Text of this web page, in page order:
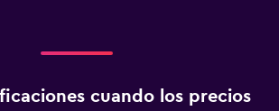
cuando los precios